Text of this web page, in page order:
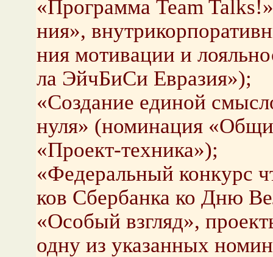
«Про­грам­ма Team
ния»,
ния мо­ти­ва­ции и
ла Эйч­Би­Си Евра­зия»);
«Со­зда­ние еди­ной
нуля» (но­ми­на­ция
«Про­ект-тех­ни­ка»);
«Фе­де­раль­ный кон­курс
ков Сбер­бан­ка ко Дню
«Осо­бый взгляд»,
одну из ука­зан­ных